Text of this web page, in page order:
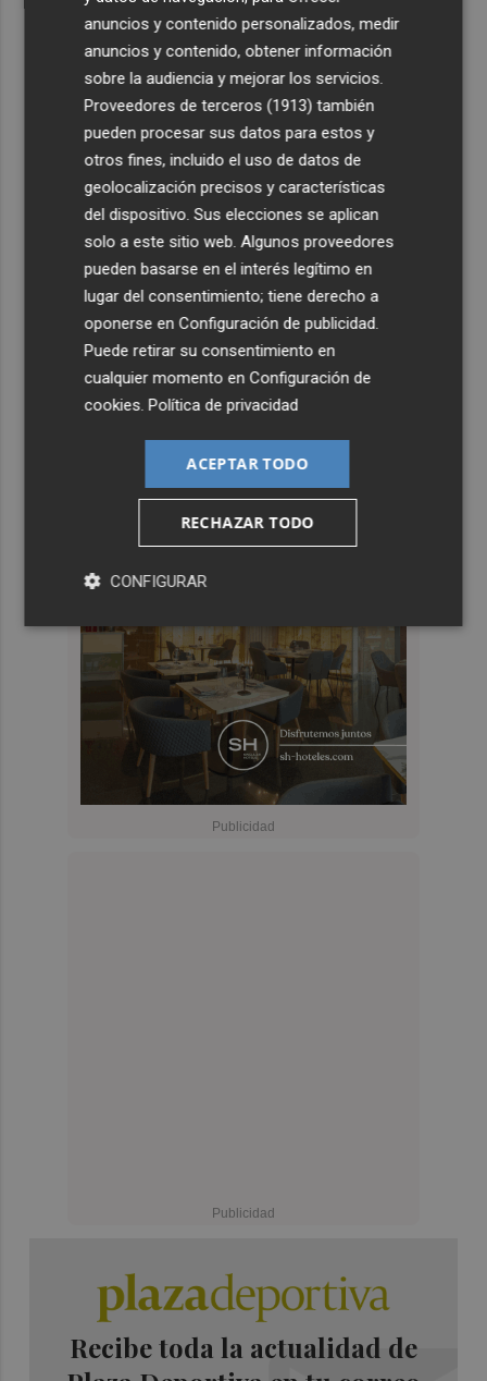
Recibe toda la actualidad de
anuncios y contenido personalizados, medir
anuncios y contenido, obtener información
sobre la audiencia y mejorar los servicios.
Proveedores de terceros (1913) también
pueden procesar sus datos para estos y
otros fines, incluido el uso de datos de
geolocalización precisos y características
del dispositivo. Sus elecciones se aplican
solo a este sitio web. Algunos proveedores
pueden basarse en el interés legítimo en
lugar del consentimiento; tiene derecho a
oponerse enConfiguración de publicidad
Puede retirar su consentimiento en
cualquier momento enConfiguración de
cookies .Política de privacidad
ACEPTAR TODO
RECHAZAR TODO
CONFIGURAR